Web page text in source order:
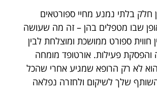
חלק בלתי נמנע מחיי ספורטאים
שבו מטפלים בהן – זה מה שעושה
ספורט ממושכת ומוצלחת לבין
והפסקת פעילות. אורטופד מומחה
לא רק הרופא שמגיע אחרי שהכל
שלך לשיקום ולחזרה נפלאה